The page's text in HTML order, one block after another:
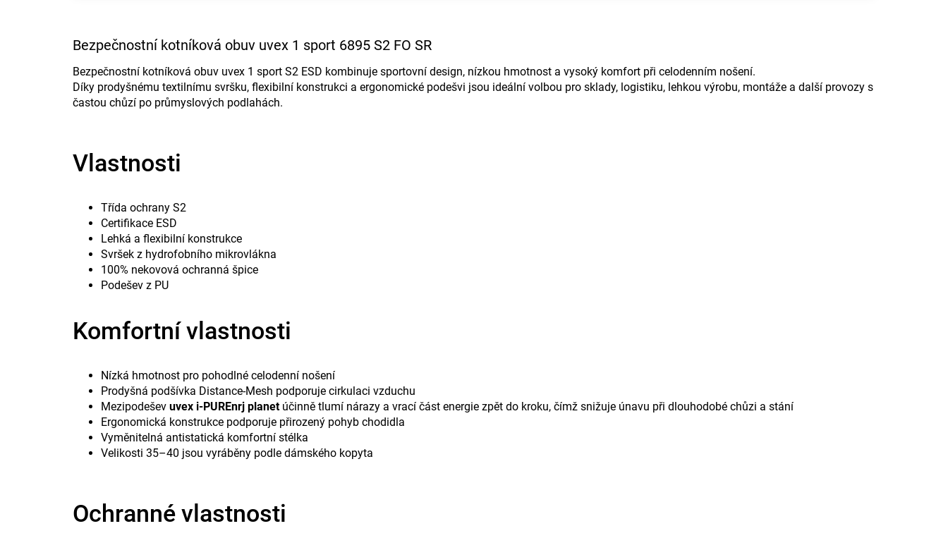
Bezpečnostní kotníková obuv uvex 1 sport 6895 S2 FO SR
Bezpečnostní kotníková obuv uvex 1 sport S2 ESD kombinuje sportovní design, nízkou hmotnost a vysoký komfort při celodenním nošení.
Díky prodyšnému textilnímu svršku, flexibilní konstrukci a ergonomické podešvi jsou ideální volbou pro sklady, logistiku, lehkou výrobu, montáže a další provozy s
častou chůzí po průmyslových podlahách.
Vlastnosti
Třída ochrany S2
Certifikace ESD
Lehká a flexibilní konstrukce
Svršek z hydrofobního mikrovlákna
100% nekovová ochranná špice
Podešev z PU
Komfortní vlastnosti
Nízká hmotnost pro pohodlné celodenní nošení
Prodyšná podšívka Distance-Mesh podporuje cirkulaci vzduchu
Mezipodešev uvex i-PUREnrj planetúčinně tlumí nárazy a vrací část energie zpět do kroku, čímž snižuje únavu při dlouhodobé chůzi a stání
Ergonomická konstrukce podporuje přirozený pohyb chodidla
Vyměnitelná antistatická komfortní stélka
Velikosti 35–40 jsou vyráběny podle dámského kopyta
Ochranné vlastnosti